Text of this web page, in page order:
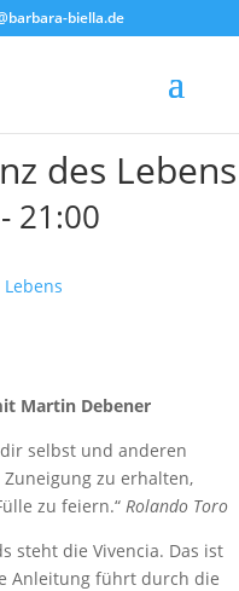
biella.de
des Lebens
- 21:00
Martin Debener
selbst und anderen
zu erhalten,
zu feiern.“ Rolando Toro
steht die Vivencia. Das ist
Anleitung führt durch die